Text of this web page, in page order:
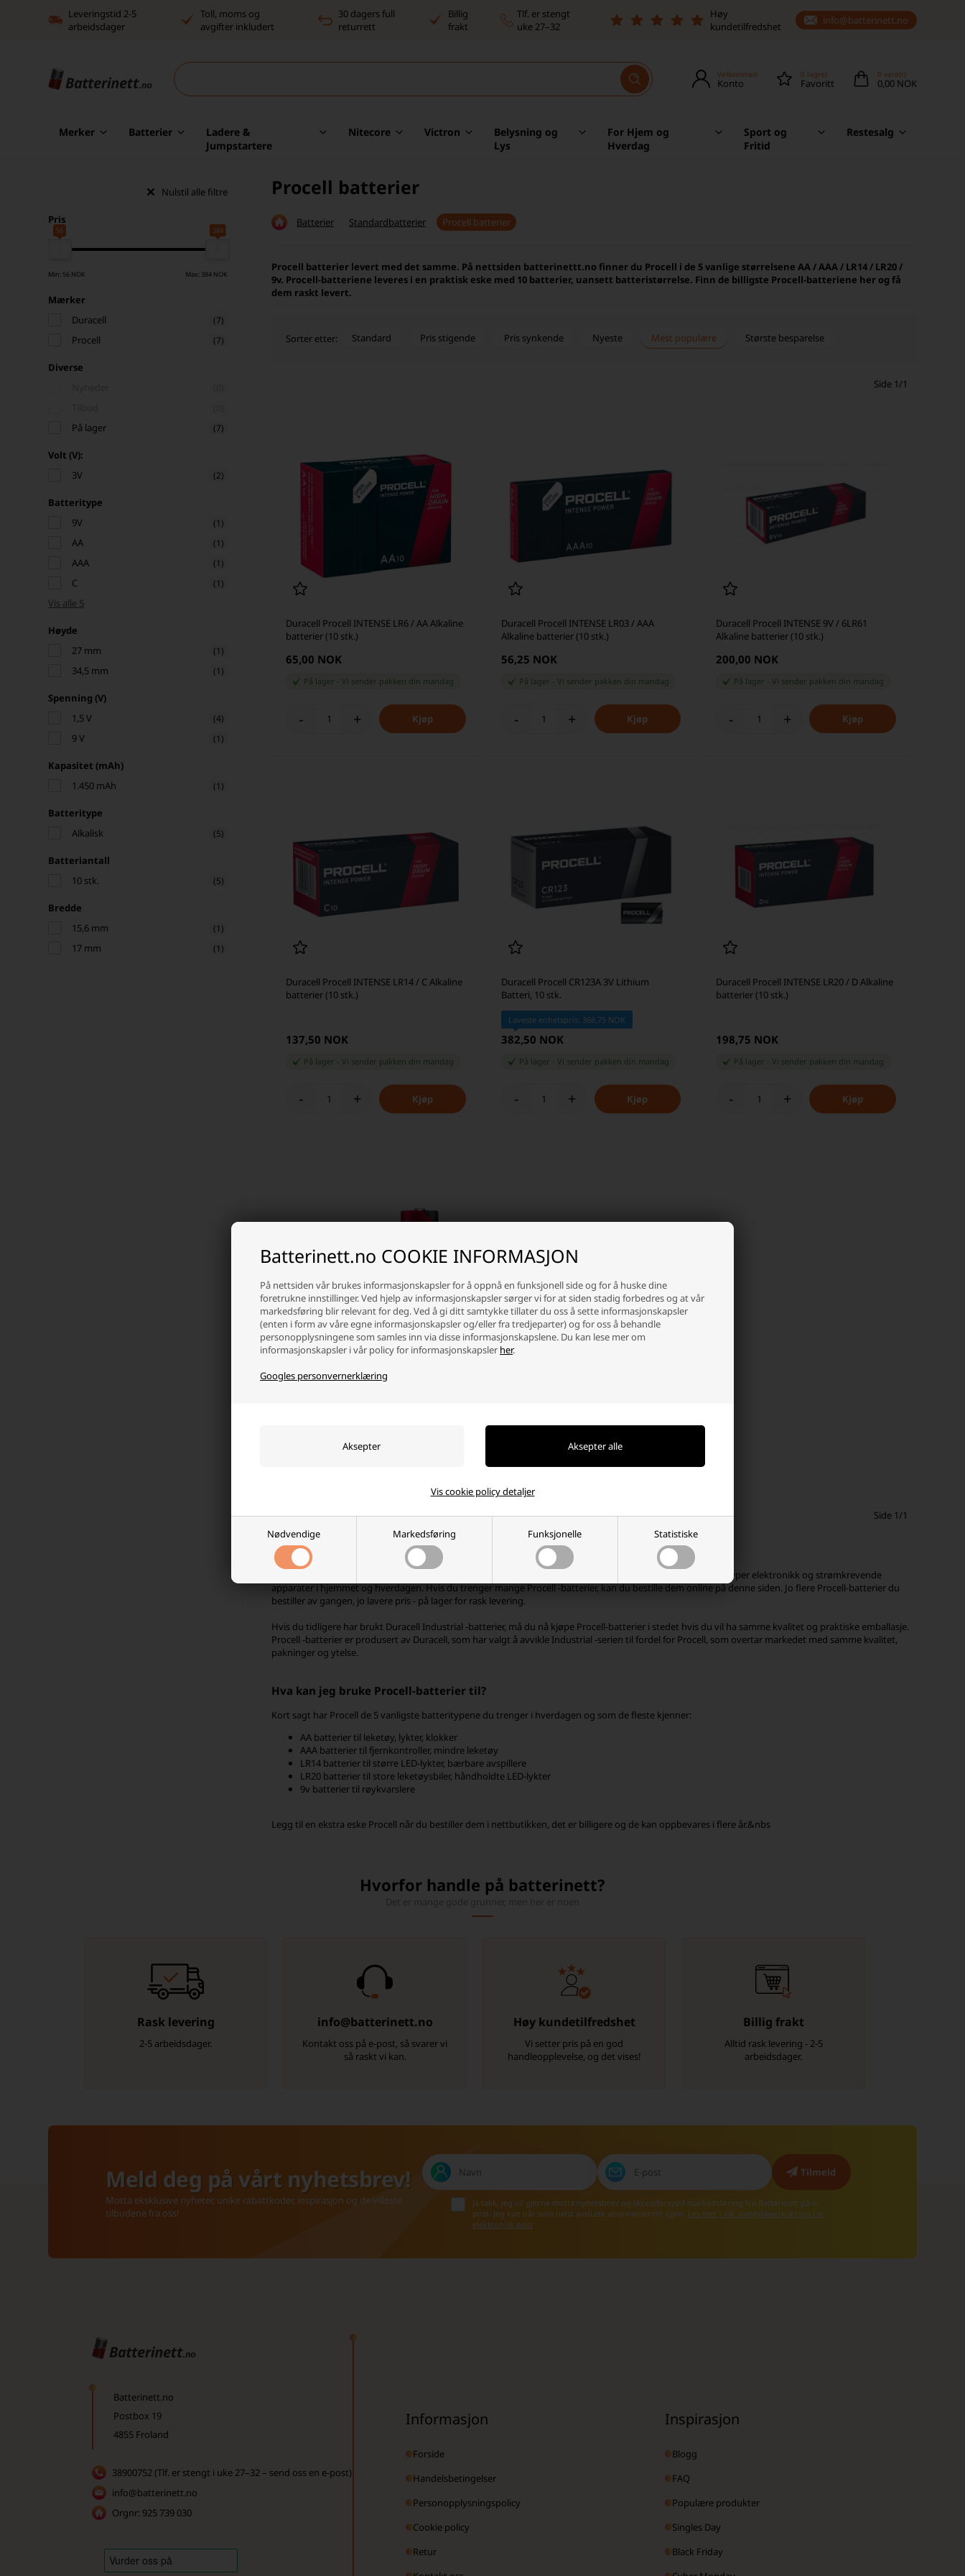
Batterinett.no COOKIE INFORMASJON
På nettsiden vår brukes informasjonskapsler for å oppnå en funksjonell side og for å huske dine
foretrukne innstillinger. Ved hjelp av informasjonskapsler sørger vi for at siden stadig forbedres og at vår
markedsføring blir relevant for deg. Ved å gi ditt samtykke tillater du oss å sette informasjonskapsler
(enten i form av våre egne informasjonskapsler og/eller fra tredjeparter) og for oss å behandle
personopplysningene som samles inn via disse informasjonskapslene. Du kan lese mer om
informasjonskapsler i vår policy for informasjonskapsler her.
Googles personvernerklæring
Nødvendige Markedsføring Funksjonelle Statistiske
Vis cookie policy detaljer
Leveringstid 2-5
arbeidsdager
Toll, moms og
avgifter inkludert
30 dagers full
returrett
Billig
frakt
Tlf. er stengt
uke 27–32
Høy
kundetilfredshet
info@batterinett.no
Velkommen
Konto
0 lagret
Favoritt
0 vare(r)
0,00 NOK
Merker Batterier
Ladere &
Jumpstartere
Nitecore Victron
Belysning og
Lys
For Hjem og
Hverdag
Sport og
Fritid
Restesalg
Nulstil alle filtre
Pris
56 384
Min: 56 NOK Max: 384 NOK
Mærker
Duracell
(7)
Procell (7)
Diverse
På lager (7)
Volt (V):
3V
(2)
Batteritype
9V
(1)
AA (1)
AAA (1)
C (1)
Vis alle 5
Høyde
27 mm
(1)
34,5 mm (1)
Spenning (V)
1,5 V
(4)
9 V (1)
Kapasitet (mAh)
1.450 mAh
(1)
Batteritype
Alkalisk
(5)
Batteriantall
10 stk.
(5)
Bredde
15,6 mm
(1)
17 mm (1)
Procell batterier
Batterier Standardbatterier Procell batterier
Procell batterier levert med det samme. På nettsiden batterinettt.no finner du Procell i de 5 vanlige størrelsene AA / AAA / LR14 / LR20 /
9v. Procell-batteriene leveres i en praktisk eske med 10 batterier, uansett batteristørrelse. Finn de billigste Procell-batteriene her og få
dem raskt levert.
Sorter etter: Standard Pris stigende Pris synkende Nyeste Mest populære Største besparelse
Side 1/1
Duracell Procell INTENSE LR6 / AA Alkaline
batterier (10 stk.)
65,00 NOK
På lager -Vi sender pakken din mandag
- +
Duracell Procell INTENSE LR03 / AAA
Alkaline batterier (10 stk.)
56,25 NOK
På lager Vi sender pakken din mandag
- +
Duracell Procell INTENSE 9V / 6LR61
Alkaline batterier (10 stk.)
200,00 NOK
På lager -Vi sender pakken din mandag
- +
Duracell Procell INTENSE LR14 / C Alkaline
batterier (10 stk.)
137,50 NOK
På lager -Vi sender pakken din mandag
- +
Duracell Procell CR123A 3V Lithium
Batteri, 10 stk.
Laveste enhetspris: 368,75 NOK
382,50 NOK
På lager Vi sender pakken din mandag
- +
Duracell Procell INTENSE LR20 / D Alkaline
batterier (10 stk.)
198,75 NOK
På lager -Vi sender pakken din mandag
- +
batterier (10 stk)
Side 1/1
Hvorfor Procell batterier?
Procell-batterier er kvalitetsbatterier produsert av Duracell i esker med 10 stykker, som du kan bruke til alle typer elektronikk og strømkrevende
apparater i hjemmet og hverdagen. Hvis du trenger mange Procell -batterier, kan du bestille dem online på denne siden. Jo flere Procell-batterier du
bestiller av gangen, jo lavere pris - på lager for rask levering.
Hvis du tidligere har brukt Duracell Industrial -batterier, må du nå kjøpe Procell-batterier i stedet hvis du vil ha samme kvalitet og praktiske emballasje.
Procell -batterier er produsert av Duracell, som har valgt å avvikle Industrial -serien til fordel for Procell, som overtar markedet med samme kvalitet,
pakninger og ytelse.
Hva kan jeg bruke Procell-batterier til?
Kort sagt har Procell de 5 vanligste batteritypene du trenger i hverdagen og som de fleste kjenner:
AA batterier til leketøy, lykter, klokker
AAA batterier til fjernkontroller, mindre leketøy
LR14 batterier til større LED-lykter, bærbare avspillere
LR20 batterier til store leketøysbiler, håndholdte LED-lykter
9v batterier til røykvarslere
Legg til en ekstra eske Procell når du bestiller dem i nettbutikken, det er billigere og de kan oppbevares i flere år.&nbs
Hvorfor handle på batterinett?
Rask levering
2-5 arbeidsdager.
info@batterinett.no
Kontakt oss på e-post, så svarer vi
så raskt vi kan.
Høy kundetilfredshet
Vi setter pris på en god
handleopplevelse, og det vises!
Billig frakt
Alltid rask levering - 2-5
arbeidsdager.
Meld deg på vårt nyhetsbrev!
Motta eksklusive nyheter, unike rabattkoder, inspirasjon og de villeste
tilbudene fra oss!
Ja takk, jeg vil gjerne motta nyhetsbrev og skreddersydd markedsføring fra Batterinett på e-
post. Jeg kan når som helst avslutte abonnementet igjen. Les mer i vår samtykkeerklæring for
elektronisk post
Batterinett.no
Postbox 19
4855 Froland
38900752 (Tlf. er stengt i uke 27–32 – send oss en e-post)
info@batterinett.no
Orgnr: 925 739 030
Informasjon
Forside
Handelsbetingelser
Personopplysningspolicy
Cookie policy
Retur
Inspirasjon
Blogg
FAQ
Populære produkter
Singles Day
Black Friday